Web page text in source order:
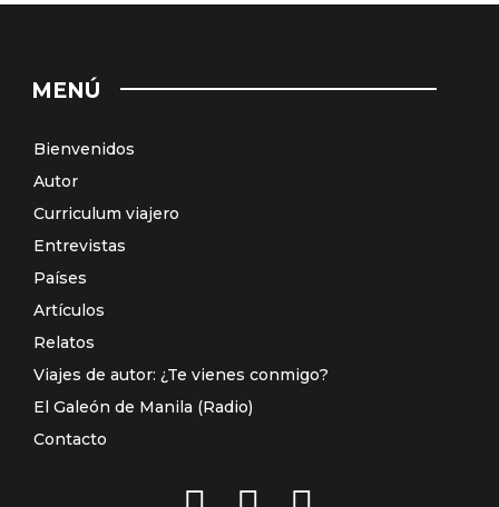
MENÚ
Bienvenidos
Autor
Curriculum viajero
Entrevistas
Países
Artículos
Relatos
Viajes de autor: ¿Te vienes conmigo?
El Galeón de Manila (Radio)
Contacto